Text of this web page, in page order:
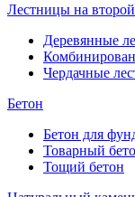
Лестницы на
Деревянные
Чердачные
Бетон
Бетон для
Товарный
Тощий бетон